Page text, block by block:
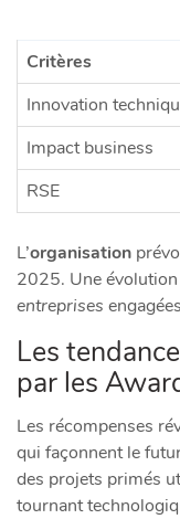
Critères
Innovation
Impact business
RSE
L’organisation
2025. Une
entreprises
Les
par les
Les récompenses
qui façonnent le
des projets primés
tournant